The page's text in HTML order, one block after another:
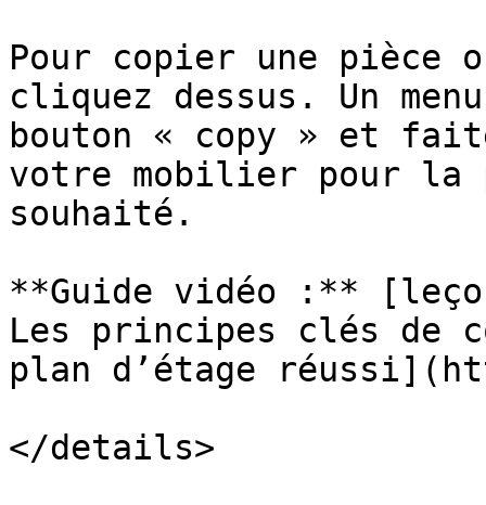
Pour copier une pièce
cliquez dessus. Un
bouton « copy » et
votre mobilier pour la
souhaité.
**Guide vidéo :**
Les principes clés de
plan d’étage
</details>